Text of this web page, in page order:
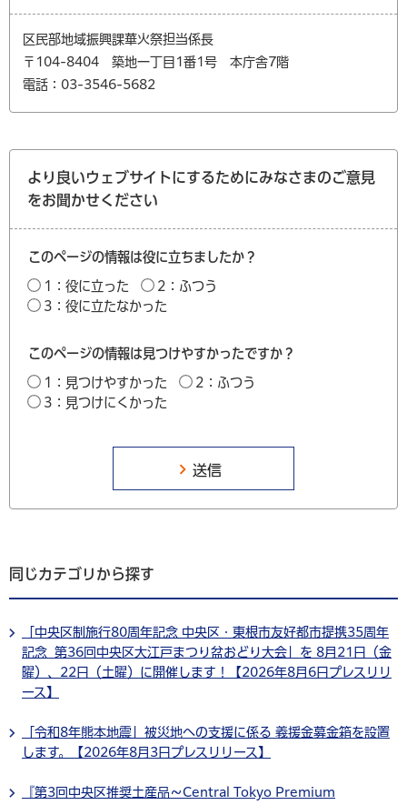
区民部地域振興課華火祭担当係長
〒104-8404 築地一丁目1番1号 本庁舎7階
電話：03-3546-5682
より良いウェブサイトにするためにみなさまのご意見
をお聞かせください
このページの情報は役に立ちましたか？
1：役に立った
2：ふつう
3：役に立たなかった
このページの情報は見つけやすかったですか？
1：見つけやすかった
2：ふつう
3：見つけにくかった
同じカテゴリから探す
「中央区制施行80周年記念 中央区・東根市友好都市提携35周年
記念 第36回中央区大江戸まつり盆おどり大会」を 8月21日（金
曜）、22日（土曜）に開催します！【2026年8月6日プレスリリ
ース】
「令和8年熊本地震」被災地への支援に係る 義援金募金箱を設置
します。【2026年8月3日プレスリリース】
『第3回中央区推奨土産品～Central Tokyo Premium